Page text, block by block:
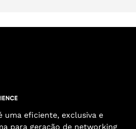
uma eficiente, exclusiva e
para geração de networking